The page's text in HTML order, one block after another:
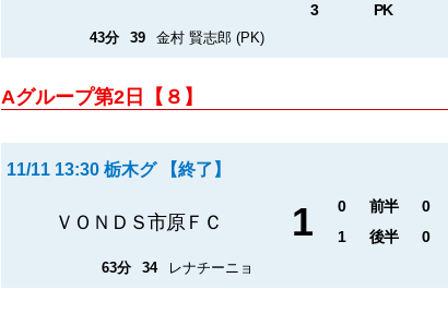
3
PK
43分 39 金村 賢志郎 (PK)
Aグループ第2日【８】
11/11 13:30 栃木グ 【終了】
ＶＯＮＤＳ市原ＦＣ 1 0 前半 0
1 後半 0
63分 34 レナチーニョ